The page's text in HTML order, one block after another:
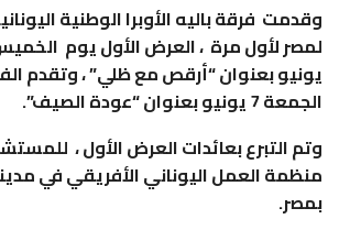
وقدمت فرقة باليه الأوبرا الوطنية
يونيو بعنوان “أرقص مع ظلي” ، وتقدم
الجمعة 7 يونيو بعنوان “عودة الصيف”.
وتم التبرع بعائدات العرض الأول ،
منظمة العمل اليوناني الأفريقي في
بمصر.